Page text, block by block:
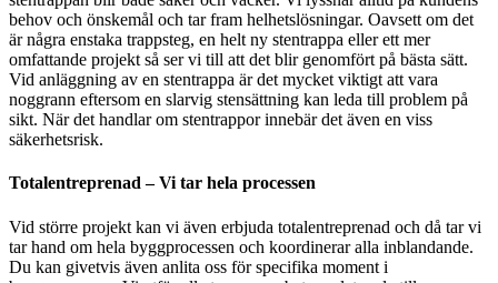
behov och önskemål och tar fram helhetslösningar. Oavsett om det
är några enstaka trappsteg, en helt ny stentrappa eller ett mer
omfattande projekt så ser vi till att det blir genomfört på bästa sätt.
Vid anläggning av en stentrappa är det mycket viktigt att vara
noggrann eftersom en slarvig stensättning kan leda till problem på
sikt. När det handlar om stentrappor innebär det även en viss
säkerhetsrisk.
Totalentreprenad – Vi tar hela processen
Vid större projekt kan vi även erbjuda totalentreprenad och då tar vi
tar hand om hela byggprocessen och koordinerar alla inblandande.
Du kan givetvis även anlita oss för specifika moment i